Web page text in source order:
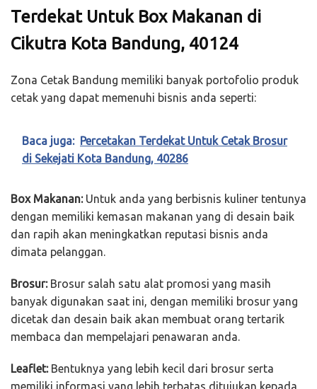
Terdekat Untuk Box Makanan di
Cikutra Kota Bandung, 40124
Zona Cetak Bandung memiliki banyak portofolio produk
cetak yang dapat memenuhi bisnis anda seperti:
Baca juga: Percetakan Terdekat Untuk Cetak Brosur
di Sekejati Kota Bandung, 40286
Box Makanan:Untuk anda yang berbisnis kuliner tentunya
dengan memiliki kemasan makanan yang di desain baik
dan rapih akan meningkatkan reputasi bisnis anda
dimata pelanggan.
Brosur:Brosur salah satu alat promosi yang masih
banyak digunakan saat ini, dengan memiliki brosur yang
dicetak dan desain baik akan membuat orang tertarik
membaca dan mempelajari penawaran anda.
Leaflet:Bentuknya yang lebih kecil dari brosur serta
memiliki informasi yang lebih terbatas ditujukan kepada